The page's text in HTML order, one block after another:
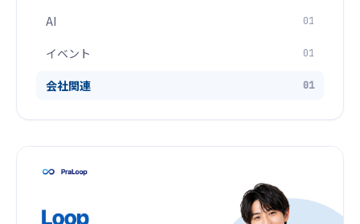
AI 01
イベント 01
会社関連 01